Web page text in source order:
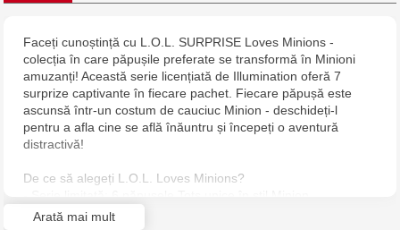
Faceți cunoștință cu L.O.L. SURPRISE Loves Minions -
colecția în care păpușile preferate se transformă în Minioni
amuzanți! Această serie licențiată de Illumination oferă 7
surprize captivante în fiecare pachet. Fiecare păpușă este
ascunsă într-un costum de cauciuc Minion - deschideți-l
pentru a afla cine se află înăuntru și începeți o aventură
distractivă!
De ce să alegeți L.O.L. Loves Minions?
- Magia surprizei: costumul din cauciuc Minion ascunde
Arată mai mult